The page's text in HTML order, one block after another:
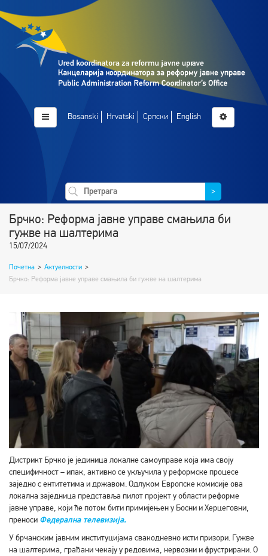
Bosanski Hrvatski Српски English
>
Брчко: Реформа јавне управе смањила би
гужве на шалтерима
15/07/2024
Почетна > Актуелности >
Брчко: Реформа јавне управе смањила би гужве на шалтерима
Дистрикт Брчко је јединица локалне самоуправе која има своју
специфичност – ипак, активно се укључила у реформске процесе
заједно с ентитетима и државом. Одлуком Европске комисије ова
локална заједница представља пилот пројект у области реформе
јавне управе, који ће потом бити примијењен у Босни и Херцеговни,
преноси Федерална телевизија.
У брчанским јавним институцијама свакодневно исти призори. Гужве
на шалтерима, грађани чекају у редовима, нервозни и фрустрирани. О